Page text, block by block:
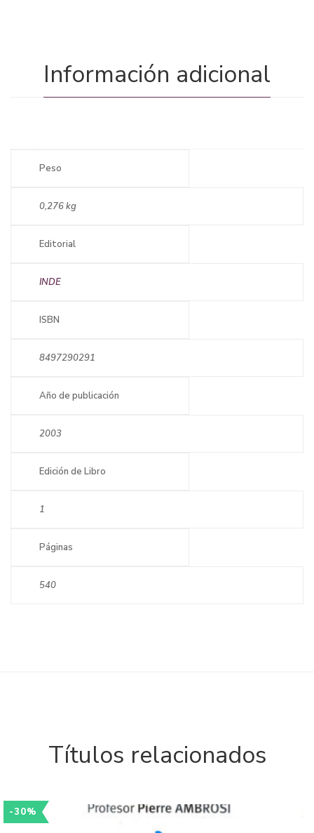
Información adicional
Peso
0,276 kg
Editorial
INDE
ISBN
8497290291
Año de publicación
2003
Edición de Libro
1
Páginas
540
Títulos relacionados
-30%